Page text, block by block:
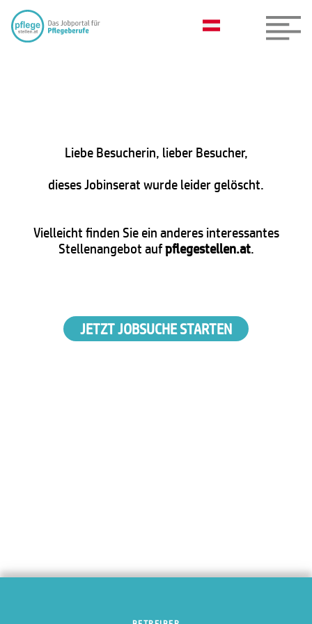
Liebe Besucherin, lieber Besucher,
dieses Jobinserat wurde leider gelöscht.
Vielleicht finden Sie ein anderes interessantes
Stellenangebot aufpflegestellen.at.
JETZT JOBSUCHE STARTEN